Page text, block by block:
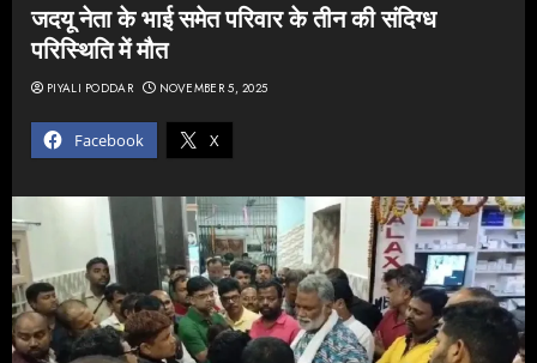
जदयू नेता के भाई समेत परिवार के तीन की संदिग्ध
परिस्थिति में मौत
Facebook X
PIYALI PODDAR NOVEMBER 5, 2025